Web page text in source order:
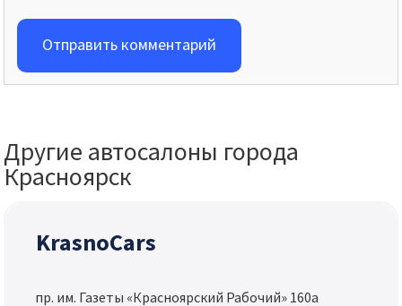
Отправить комментарий
Другие автосалоны города
Красноярск
KrasnoCars
пр. им. Газеты «Красноярский Рабочий» 160а